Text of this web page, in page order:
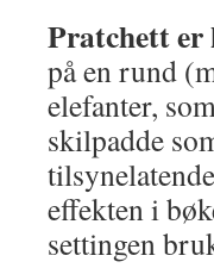
Pratchett er
på en rund
elefanter,
skilpadde
effekten i
settingen